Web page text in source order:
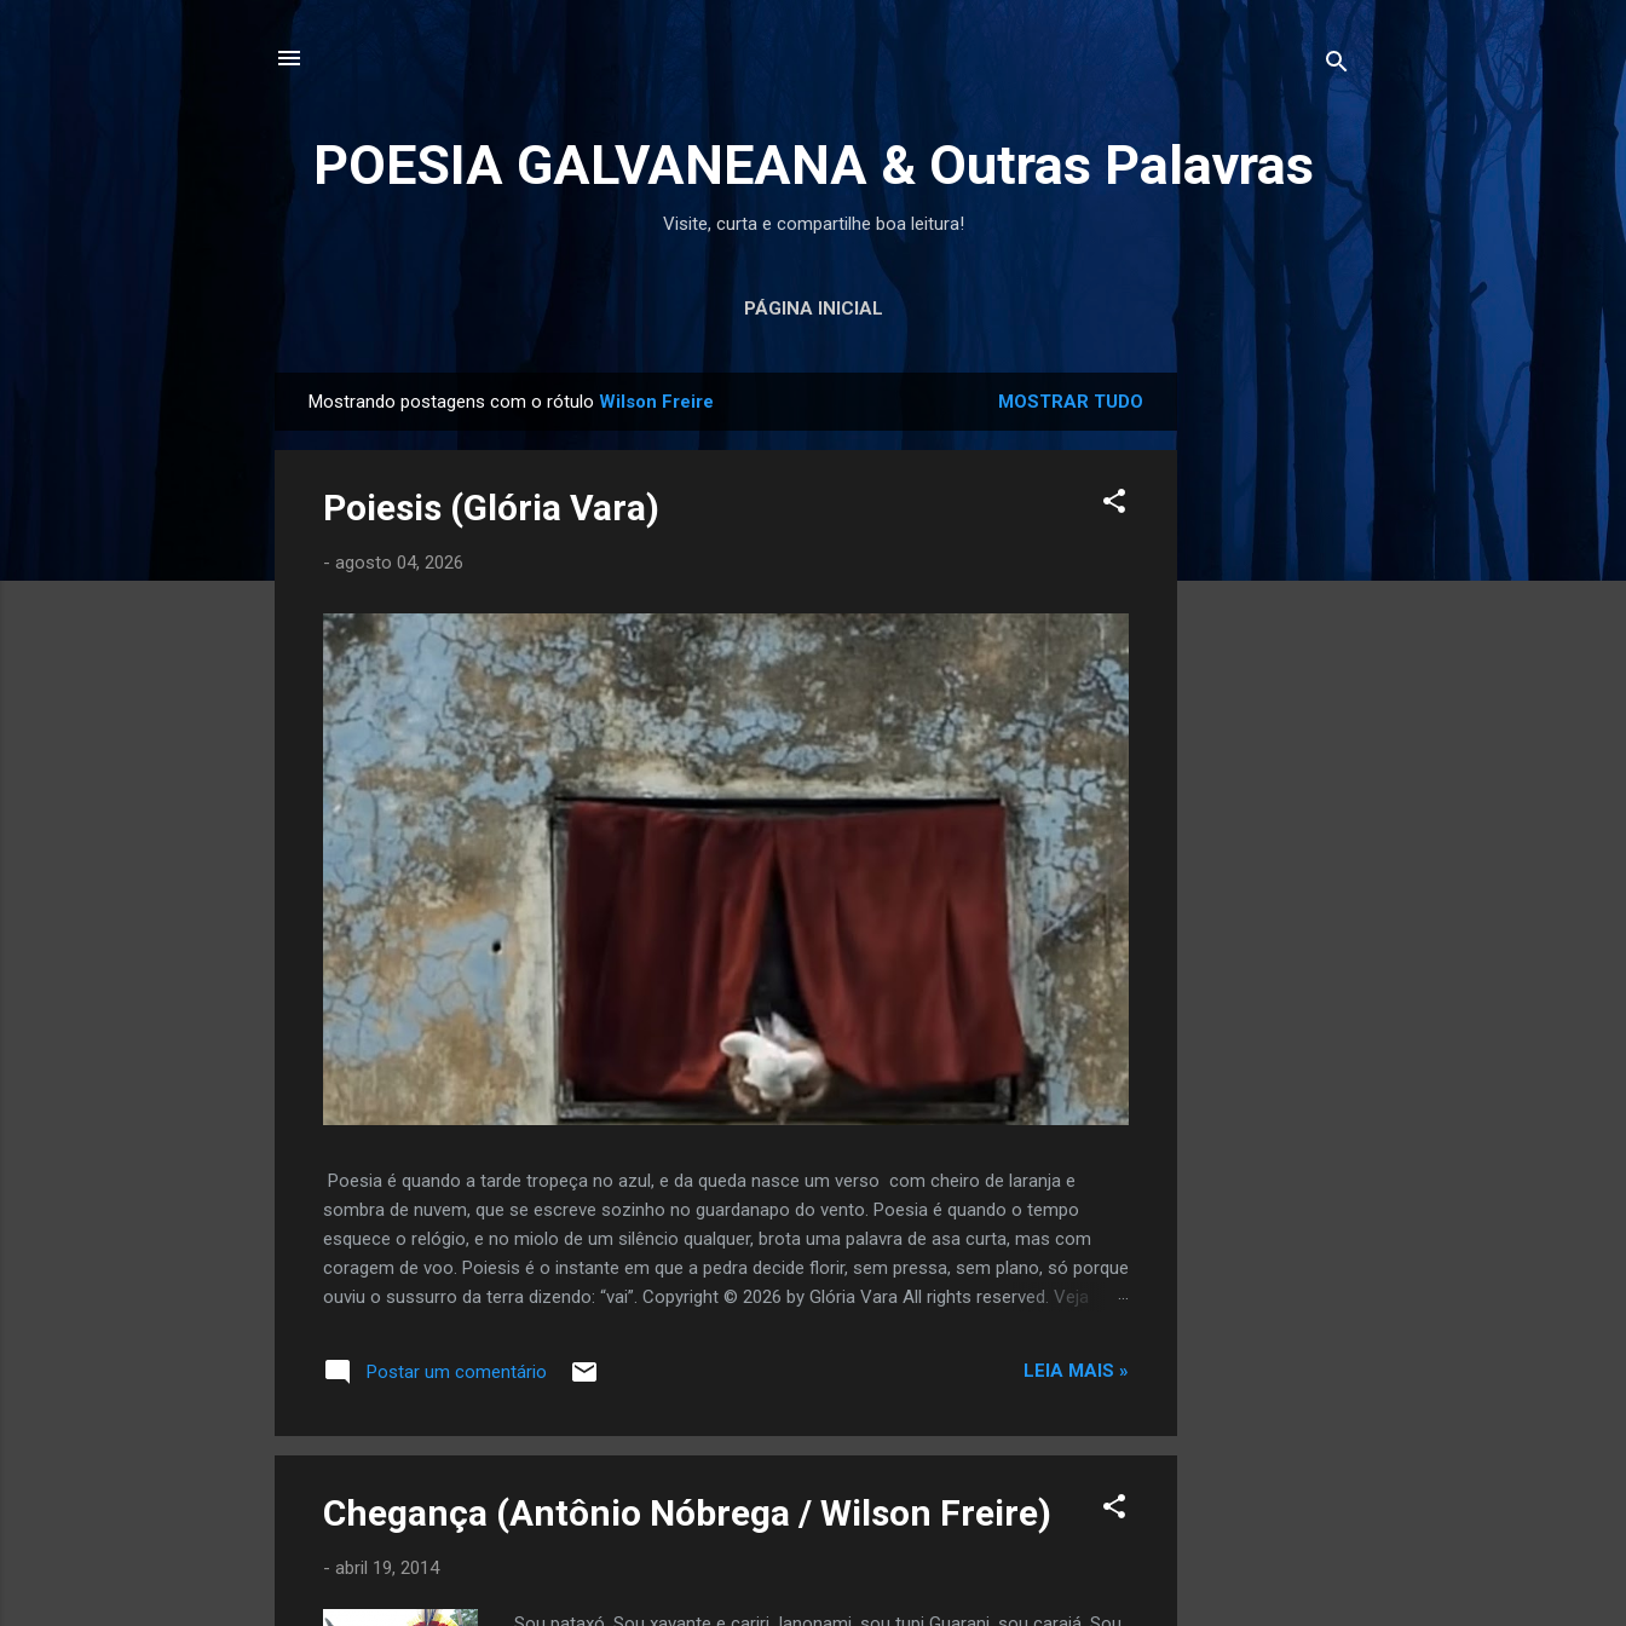
POESIA GALVANEANA & Outras Palavras
Visite, curta e compartilhe boa leitura!
PÁGINA INICIAL
o
Mostrando postagens com o rótulo Wilson Freire MOSTRAR TUDO
Poiesis (Glória Vara)
- agosto 04, 2026
Poesia é quando a tarde tropeça no azul, e da queda nasce um verso com cheiro de laranja e
sombra de nuvem, que se escreve sozinho no guardanapo do vento. Poesia é quando o tempo
esquece o relógio, e no miolo de um silêncio qualquer, brota uma palavra de asa curta, mas com
coragem de voo. Poiesis é o instante em que a pedra decide florir, sem pressa, sem plano, só porque
ouviu o sussurro da terra dizendo: “vai”. Copyright © 2026 by Glória Vara All rights reserved. Veja
Postar um comentário LEIA MAIS »
Chegança (Antônio Nóbrega / Wilson Freire)
- abril 19, 2014